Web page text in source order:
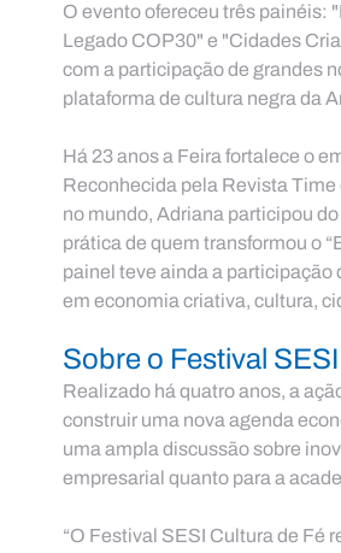
O evento ofereceu três painéis:
Legado COP30" e "Cidades
com a participação de grandes
plataforma de cultura negra da
Há 23 anos a Feira fortalece o
Reconhecida pela Revista Time
no mundo, Adriana participou
prática de quem transformou o
painel teve ainda a participação
em economia criativa, cultura,
Sobre o Festival
Realizado há quatro anos, a
construir uma nova agenda
uma ampla discussão sobre
empresarial quanto para a
“O Festival SESI Cultura de Fé